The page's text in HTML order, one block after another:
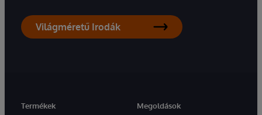
Világméretű Irodák
Termékek
Megoldások